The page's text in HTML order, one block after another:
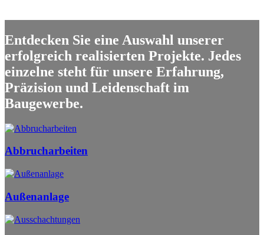
Entdecken Sie eine Auswahl unserer
erfolgreich realisierten Projekte. Jedes
einzelne steht für unsere Erfahrung,
Präzision und Leidenschaft im
Baugewerbe.
Abbrucharbeiten
Außenanlage